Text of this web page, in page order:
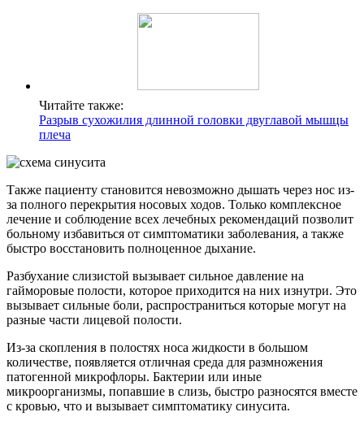
Читайте также:
Разрыв сухожилия длинной головки двуглавой мышцы
плеча
Также пациенту становится невозможно дышать через нос из-
за полного перекрытия носовых ходов. Только комплексное
лечение и соблюдение всех лечебных рекомендаций позволит
больному избавиться от симптоматики заболевания, а также
быстро восстановить полноценное дыхание.
Разбухание слизистой вызывает сильное давление на
гайморовые полости, которое приходится на них изнутри. Это
вызывает сильные боли, распространиться которые могут на
разные части лицевой полости.
Из-за скопления в полостях носа жидкости в большом
количестве, появляется отличная среда для размножения
патогенной микрофлоры. Бактерии или иные
микроорганизмы, попавшие в слизь, быстро разносятся вместе
с кровью, что и вызывает симптоматику синусита.